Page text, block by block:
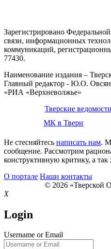
Зарегистрировано
связи, информационных
коммуникаций,
77430.
Наименование издания –
Главный редактор - Ю.О.
«РИА «Верхневолжье»
Тверские ведомости
МК в Твери
Не стесняйтесь написать нам.
сообщение. Рассмотрим
конструктивную критику, а так
О портале Наши контакты
© 2026 «Тверской
X
Login
Username or Email